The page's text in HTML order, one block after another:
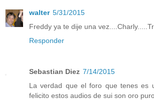
walter 5/31/2015
Freddy ya te dije una
Responder
Sebastian Diez 7/14/2015
La verdad que el foro que tenes es
felicito estos audios de sui son oro